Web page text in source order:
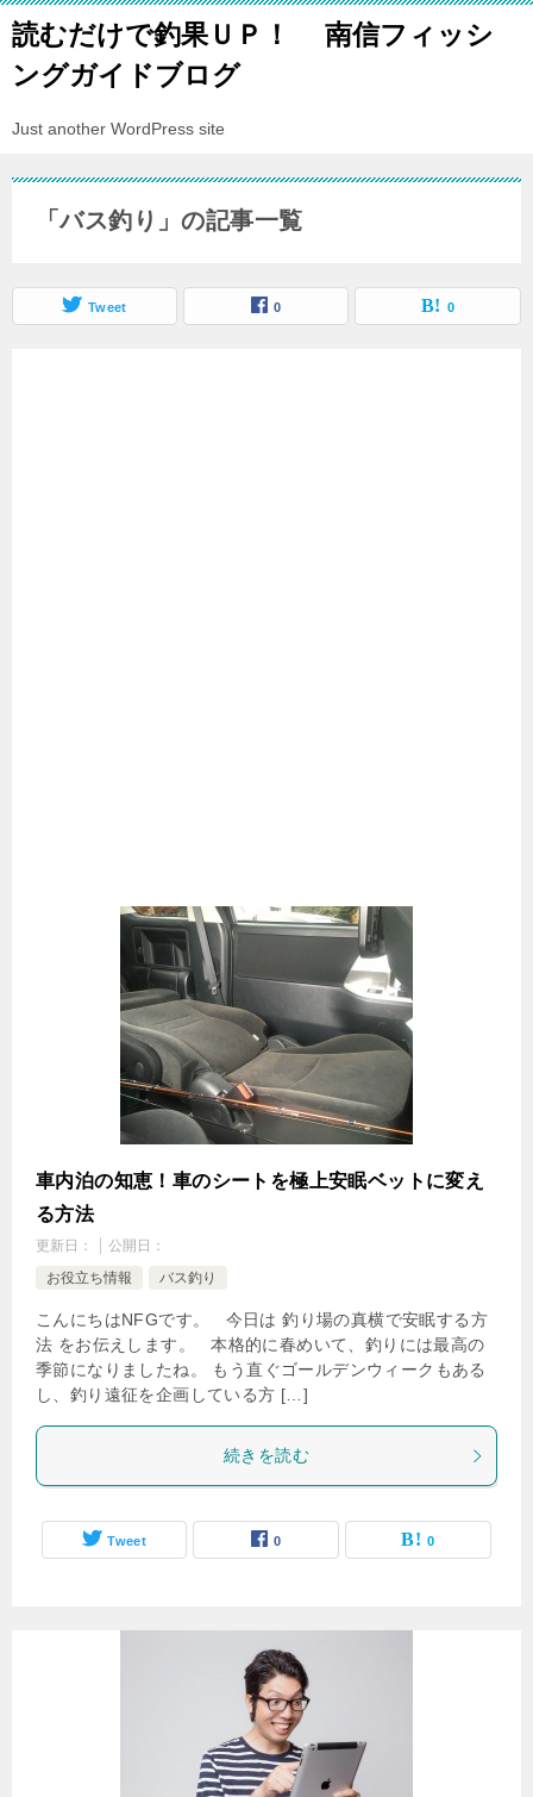
読むだけで釣果ＵＰ！ 南信フィッシ
ングガイドブログ
Just another WordPress site
「バス釣り」の記事一覧
Tweet 0 0
車内泊の知恵！車のシートを極上安眠ベットに変え
る方法
更新日：
公開日：
お役立ち情報
バス釣り
こんにちはNFGです。 今日は 釣り場の真横で安眠する方
法 をお伝えします。 本格的に春めいて、釣りには最高の
季節になりましたね。 もう直ぐゴールデンウィークもある
し、釣り遠征を企画している方 […]
続きを読む
Tweet 0 0